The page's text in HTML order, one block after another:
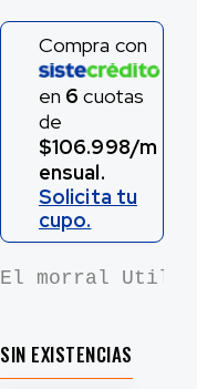
Compra con
en 6 cuotas
de
$106.998/m
ensual.
Solicita tu
cupo.
El morral Utility
SIN EXISTENCIAS